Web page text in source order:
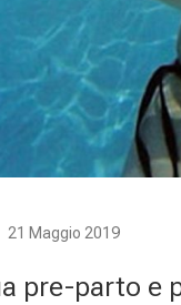
21 Maggio 2019
pre-parto e